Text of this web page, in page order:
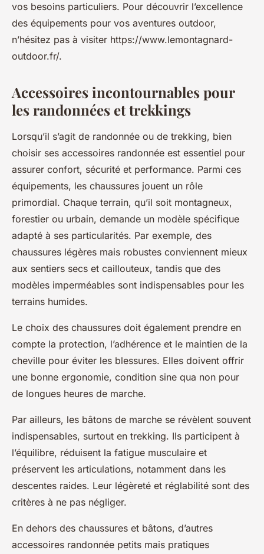
vos besoins particuliers. Pour découvrir l’excellence
des équipements pour vos aventures outdoor,
n’hésitez pas à visiter https://www.lemontagnard-
outdoor.fr/.
Accessoires incontournables pour
les randonnées et trekkings
Lorsqu’il s’agit de randonnée ou de trekking, bien
choisir ses accessoires randonnée est essentiel pour
assurer confort, sécurité et performance. Parmi ces
équipements, les chaussures jouent un rôle
primordial. Chaque terrain, qu’il soit montagneux,
forestier ou urbain, demande un modèle spécifique
adapté à ses particularités. Par exemple, des
chaussures légères mais robustes conviennent mieux
aux sentiers secs et caillouteux, tandis que des
modèles imperméables sont indispensables pour les
terrains humides.
Le choix des chaussures doit également prendre en
compte la protection, l’adhérence et le maintien de la
cheville pour éviter les blessures. Elles doivent offrir
une bonne ergonomie, condition sine qua non pour
de longues heures de marche.
Par ailleurs, les bâtons de marche se révèlent souvent
indispensables, surtout en trekking. Ils participent à
l’équilibre, réduisent la fatigue musculaire et
préservent les articulations, notamment dans les
descentes raides. Leur légèreté et réglabilité sont des
critères à ne pas négliger.
En dehors des chaussures et bâtons, d’autres
accessoires randonnée petits mais pratiques